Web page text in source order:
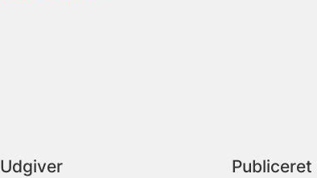
Udgiver Publiceret